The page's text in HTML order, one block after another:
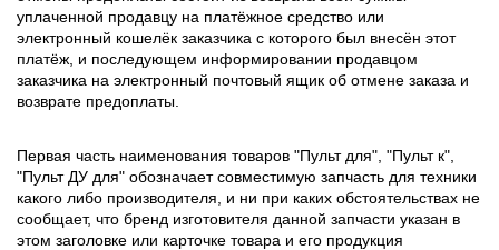
уплаченной продавцу на платёжное средство или
электронный кошелёк заказчика с которого был внесён этот
платёж, и последующем информировании продавцом
заказчика на электронный почтовый ящик об отмене заказа и
возврате предоплаты.
Первая часть наименования товаров "Пульт для", "Пульт к",
"Пульт ДУ для" обозначает совместимую запчасть для техники
какого либо производителя, и ни при каких обстоятельствах не
сообщает, что бренд изготовителя данной запчасти указан в
этом заголовке или карточке товара и его продукция